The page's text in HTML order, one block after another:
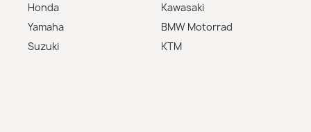
Honda
Yamaha
Suzuki
Kawasaki
BMW Motorrad
KTM